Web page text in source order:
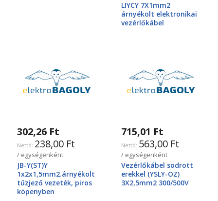
LIYCY 7X1mm2
árnyékolt elektronikai
vezérlőkábel
302,26 Ft
238,00 Ft
/ egységenként
JB-Y(ST)Y
1x2x1,5mm2.árnyékolt
tűzjező vezeték, piros
köpenyben
715,01 Ft
563,00 Ft
/ egységenként
Vezérlőkábel sodrott
erekkel (YSLY-OZ)
3X2,5mm2 300/500V